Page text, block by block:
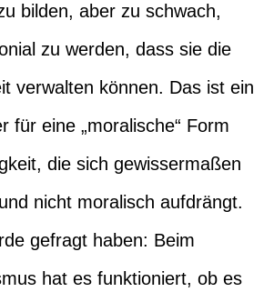
bilden, aber zu schwach,
zu werden, dass sie die
verwalten können. Das ist ein
für eine „moralische“ Form
die sich gewissermaßen
nicht moralisch aufdrängt.
gefragt haben: Beim
hat es funktioniert, ob es